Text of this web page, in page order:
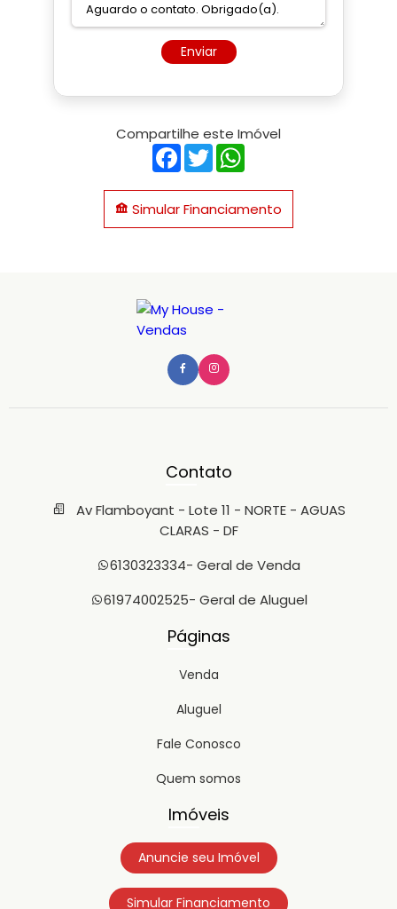
Enviar
Compartilhe este Imóvel
Facebook
Twitter
Simular Financiamento
Contato
Av Flamboyant - Lote 11 - NORTE - AGUAS
CLARAS - DF
6130323334- Geral de Venda
61974002525- Geral de Aluguel
Páginas
Venda
Aluguel
Fale Conosco
Quem somos
Imóveis
Anuncie seu Imóvel
Simular Financiamento